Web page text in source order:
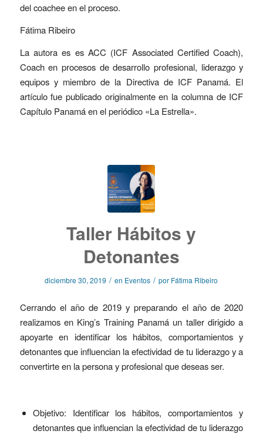
del coachee en el proceso.
Fátima Ribeiro
La autora es es ACC (ICF Associated Certified Coach),
Coach en procesos de desarrollo profesional, liderazgo y
equipos y miembro de la Directiva de ICF Panamá. El
artículo fue publicado originalmente en la columna de ICF
Capítulo Panamá en el periódico «La Estrella».
Taller Hábitos y
Detonantes
diciembre 30, 2019 / en Eventos / por Fátima Ribeiro
Cerrando el año de 2019 y preparando el año de 2020
realizamos en King’s Training Panamá un taller dirigido a
apoyarte en identificar los hábitos, comportamientos y
detonantes que influencian la efectividad de tu liderazgo y a
convertirte en la persona y profesional que deseas ser.
Objetivo: Identificar los hábitos, comportamientos y
detonantes que influencian la efectividad de tu liderazgo